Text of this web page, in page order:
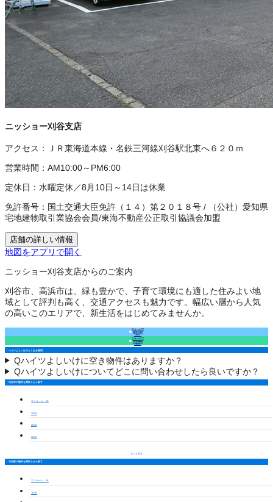
ニッショー刈谷支店
アクセス：
ＪＲ東海道本線・名鉄三河線刈谷駅北東へ６２０ｍ
営業時間： AM10:00～PM6:00
定休日： 水曜定休／8月10日～14日は休業
免許番号： 国土交通大臣免許（１４）第２０１８号 /
（公社）愛知県
宅地建物取引業協会会員/東海不動産公正取引協議会加盟
店舗の詳しい情報
地図をアプリで開く
ニッショー刈谷支店からのご案内
刈谷市、高浜市は、緑も豊かで、子育て環境にも適した住みよい地
域として評判も高く、交通アクセスも魅力です。幅広い層から人気
の高いこのエリアで、新生活をはじめてみませんか。
フォームで
来店予約
（無料）
フォームで
空室確認
（無料）
ハイツよしいけのよくある質問
Qハイツよしいけに空き物件はありますか？
Qハイツよしいけについてどこに問い合わせしたら良いですか？
刈谷市の物件を間取りから探す
ワンルーム・1K
1LDK
2LDK
3LDK
もっと見る
刈谷駅の物件を間取りから探す
ワンルーム・1K
1LDK